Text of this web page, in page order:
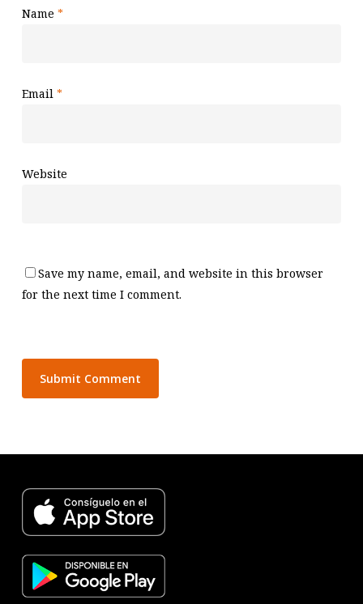
Name *
Email *
Website
Save my name, email, and website in this browser
for the next time I comment.